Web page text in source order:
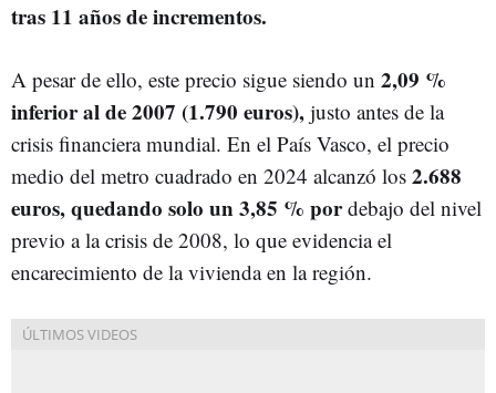
tras 11 años de incrementos.
A pesar de ello, este precio sigue siendo un 2,09 %
inferior al de 2007 (1.790 euros), justo antes de la
crisis financiera mundial. En el País Vasco, el precio
medio del metro cuadrado en 2024 alcanzó los 2.688
euros, quedando solo un 3,85 % pordebajo del nivel
previo a la crisis de 2008, lo que evidencia el
encarecimiento de la vivienda en la región.